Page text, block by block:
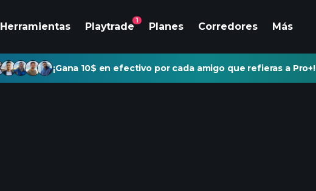
Herramientas Playtrade
1
Planes Corredores Más
¡Gana 10$ en efectivo por cada amigo que refieras a Pro+!